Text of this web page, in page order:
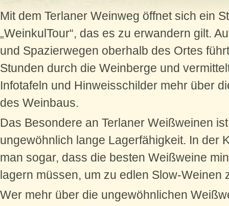
Mit dem Terlaner Weinweg öffnet sich ein
„WeinkulTour“, das es zu erwandern gilt.
und Spazierwegen oberhalb des Ortes
Stunden durch die Weinberge und
Infotafeln und Hinweisschilder mehr über
des Weinbaus.
Das Besondere an Terlaner Weißweinen
ungewöhnlich lange Lagerfähigkeit. In der
man sogar, dass die besten Weißweine
lagern müssen, um zu edlen Slow-Weinen
Wer mehr über die ungewöhnlichen